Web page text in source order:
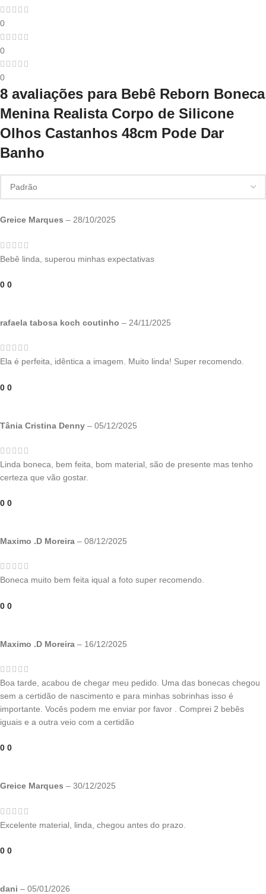
0
0
0
8 avaliações para Bebê Reborn Boneca
Menina Realista Corpo de Silicone
Olhos Castanhos 48cm Pode Dar
Banho
Greice Marques – 28/10/2025
Bebê linda, superou minhas expectativas
0 0
rafaela tabosa koch coutinho – 24/11/2025
Ela é perfeita, idêntica a imagem. Muito linda! Super recomendo.
0 0
Tânia Cristina Denny – 05/12/2025
Linda boneca, bem feita, bom material, são de presente mas tenho
certeza que vão gostar.
0 0
Maximo .D Moreira – 08/12/2025
Boneca muito bem feita iqual a foto super recomendo.
0 0
Maximo .D Moreira – 16/12/2025
Boa tarde, acabou de chegar meu pedido. Uma das bonecas chegou
sem a certidão de nascimento e para minhas sobrinhas isso é
importante. Vocês podem me enviar por favor . Comprei 2 bebês
iguais e a outra veio com a certidão
0 0
Greice Marques – 30/12/2025
Excelente material, linda, chegou antes do prazo.
0 0
dani – 05/01/2026